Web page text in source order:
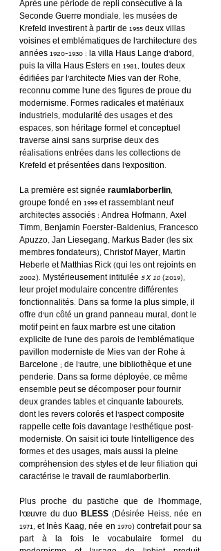
Après une période de repli consécutive à la
Seconde Guerre mondiale, les musées de
Krefeld investirent à partir de 1955 deux villas
voisines et emblématiques de l’architecture des
années 1920-1930 : la villa Haus Lange d’abord,
puis la villa Haus Esters en 1981, toutes deux
édifiées par l’architecte Mies van der Rohe,
reconnu comme l’une des figures de proue du
modernisme. Formes radicales et matériaux
industriels, modularité des usages et des
espaces, son héritage formel et conceptuel
traverse ainsi sans surprise deux des
réalisations entrées dans les collections de
Krefeld et présentées dans l’exposition.
La première est signée raumlaborberlin,
groupe fondé en 1999 et rassemblant neuf
architectes associés : Andrea Hofmann, Axel
Timm, Benjamin Foerster-Baldenius, Francesco
Apuzzo, Jan Liesegang, Markus Bader (les six
membres fondateurs), Christof Mayer, Martin
Heberle et Matthias Rick (qui les ont rejoints en
2002). Mystérieusement intitulée 5 x 10 (2019),
leur projet modulaire concentre différentes
fonctionnalités. Dans sa forme la plus simple, il
offre d’un côté un grand panneau mural, dont le
motif peint en faux marbre est une citation
explicite de l’une des parois de l’emblématique
pavillon moderniste de Mies van der Rohe à
Barcelone ; de l’autre, une bibliothèque et une
penderie. Dans sa forme déployée, ce même
ensemble peut se décomposer pour fournir
deux grandes tables et cinquante tabourets,
dont les revers colorés et l’aspect composite
rappelle cette fois davantage l’esthétique post-
moderniste. On saisit ici toute l’intelligence des
formes et des usages, mais aussi la pleine
compréhension des styles et de leur filiation qui
caractérise le travail de raumlaborberlin.
Plus proche du pastiche que de l’hommage,
l’œuvre du duo BLESS (Désirée Heiss, née en
1971, et Inès Kaag, née en 1970) contrefait pour sa
part à la fois le vocabulaire formel du